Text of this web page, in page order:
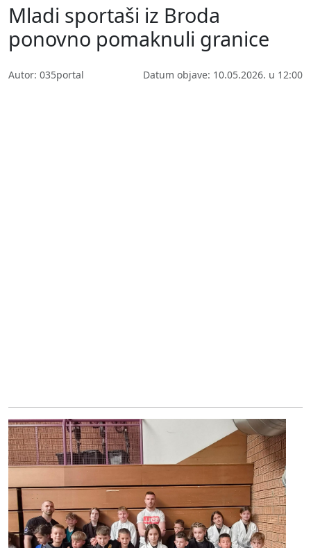
Mladi sportaši iz Broda
ponovno pomaknuli granice
Autor: 035portal Datum objave: 10.05.2026. u 12:00